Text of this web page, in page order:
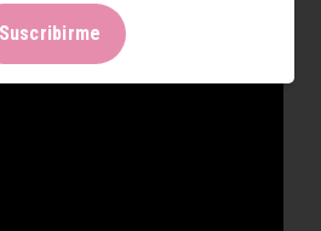
Suscribirme